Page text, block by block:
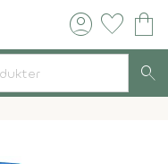
account_circle favorite shopping_bag
search